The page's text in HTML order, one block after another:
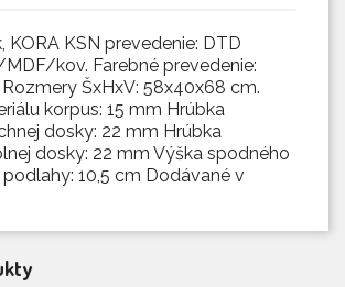
KORA KSN prevedenie: DTD
kov. Farebné prevedenie:
ŠxHxV: 58x40x68 cm.
korpus: 15 mm Hrúbka
dosky: 22 mm Hrúbka
dosky: 22 mm Výška spodného
10,5 cm Dodávané v